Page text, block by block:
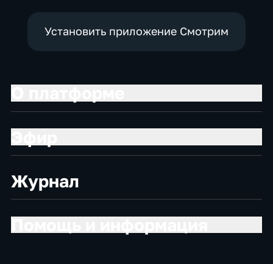
Установить приложение Смотрим
Журнал